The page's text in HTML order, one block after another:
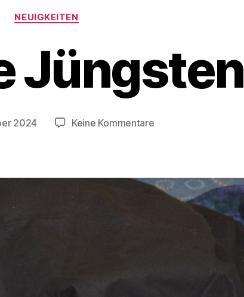
Kategorien
NEUIGKEITEN
Jüngsten
Beitragsautor
V
n
ri
2024 Keine Kommentarezu